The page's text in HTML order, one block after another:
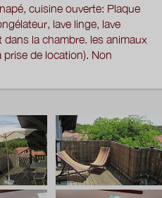
cuisine ouverte: Plaque
lave linge, lave
dans la chambre. les animaux
de location). Non